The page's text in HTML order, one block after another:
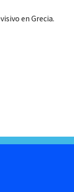
en Grecia.